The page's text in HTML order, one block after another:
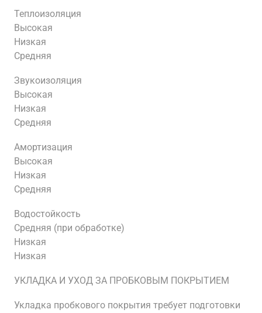
Теплоизоляция
Высокая
Низкая
Средняя
Звукоизоляция
Высокая
Низкая
Средняя
Амортизация
Высокая
Низкая
Средняя
Водостойкость
Средняя (при обработке)
Низкая
Низкая
УКЛАДКА И УХОД ЗА ПРОБКОВЫМ ПОКРЫТИЕМ
Укладка пробкового покрытия требует подготовки